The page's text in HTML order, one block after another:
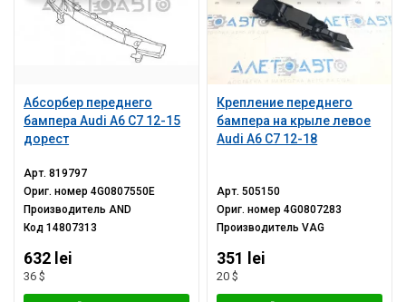
Абсорбер переднего
бампера Audi A6 C7 12-15
дорест
Арт.819797
Ориг. номер4G0807550E
ПроизводительAND
Код14807313
632 lei
36 $
Крепление переднего
бампера на крыле левое
Audi A6 C7 12-18
Арт.505150
Ориг. номер4G0807283
ПроизводительVAG
351 lei
20 $